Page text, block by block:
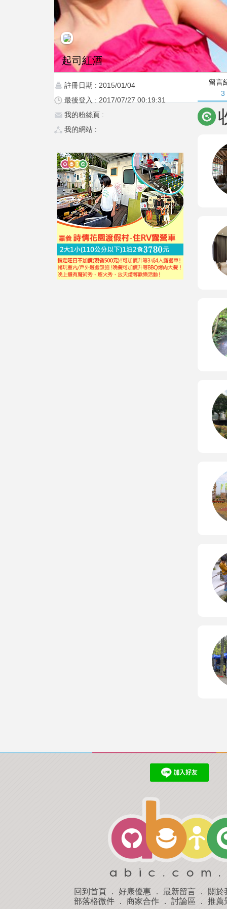
留言
3
起司紅酒
註冊日期 : 2015/01/04
最後登入 : 2017/07/27 00:19:31
我的粉絲頁 :
我的網站 :
回到首頁 ． 好康優惠 ． 最新留言 ． 關於
部落格微件． 商家合作． 討論區 ． 推薦